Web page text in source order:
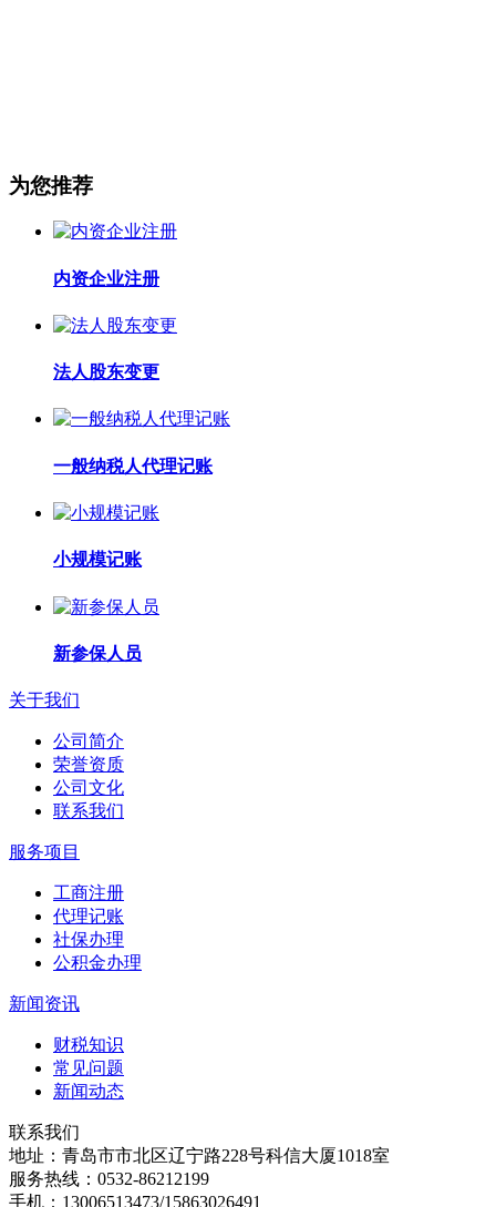
为您推荐
内资企业注册
法人股东变更
一般纳税人代理记账
小规模记账
新参保人员
关于我们
公司简介
荣誉资质
公司文化
联系我们
服务项目
工商注册
代理记账
社保办理
公积金办理
新闻资讯
财税知识
常见问题
新闻动态
联系我们
地址：青岛市市北区辽宁路228号科信大厦1018室
服务热线：0532-86212199
手机：13006513473/15863026491